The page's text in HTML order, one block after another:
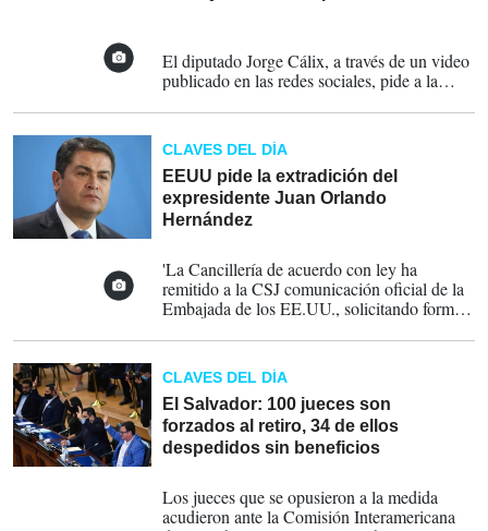
El diputado Jorge Cálix, a través de un video
publicado en las redes sociales, pide a la
entorpezca la solicitud de extradición del
expresidente Juan Orlando Hernández y que
le de celeridad al proceso.
CLAVES DEL DÍA
EEUU pide la extradición del
expresidente Juan Orlando
Hernández
'La Cancillería de acuerdo con ley ha
remitido a la CSJ comunicación oficial de la
Embajada de los EE.UU., solicitando formal
con el propósito de extradición a los Estados
Unidos de América', publicó la Cancillería
hondureña
CLAVES DEL DÍA
El Salvador: 100 jueces son
forzados al retiro, 34 de ellos
despedidos sin beneficios
Los jueces que se opusieron a la medida
acudieron ante la Comisión Interamericana